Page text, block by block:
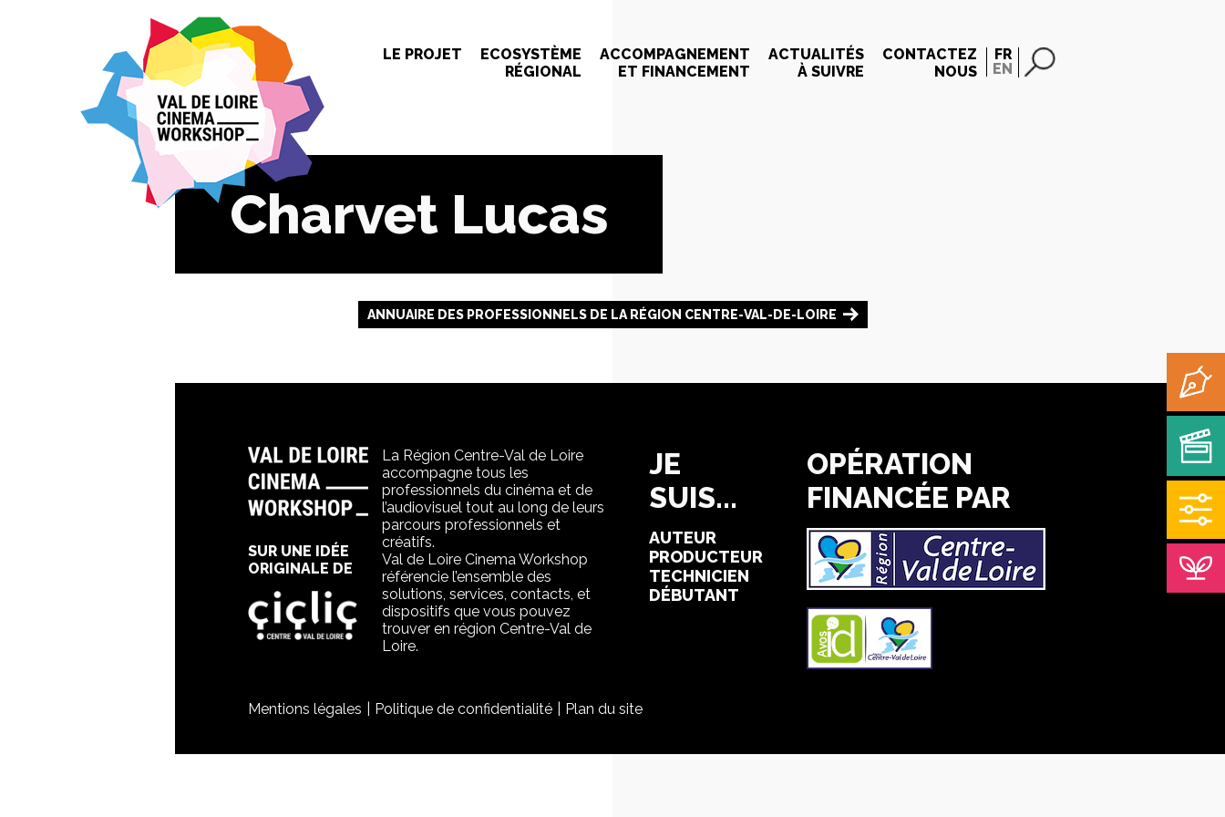
LE PROJET
ECOSYSTÈME
RÉGIONAL
ACCOMPAGNEMENT
ET FINANCEMENT
ACTUALITÉS
À SUIVRE
CONTACTEZ
NOUS
FR
EN
Charvet Lucas
ANNUAIRE DES PROFESSIONNELS DE LA RÉGION CENTRE-VAL-DE-LOIRE
La Région Centre-Val de Loire
accompagne tous les
professionnels du cinéma et de
l’audiovisuel tout au long de leurs
parcours professionnels et
créatifs.
Val de Loire Cinema Workshop
référencie l’ensemble des
solutions, services, contacts, et
dispositifs que vous pouvez
trouver en région Centre-Val de
Loire.
SUR UNE IDÉE
ORIGINALE DE
JE
SUIS...
AUTEUR
PRODUCTEUR
TECHNICIEN
DÉBUTANT
OPÉRATION
FINANCÉE PAR
Mentions légales Politique de confidentialité Plan du site